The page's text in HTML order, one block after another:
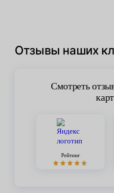
Отзывы наших
Смотреть
Рейтинг